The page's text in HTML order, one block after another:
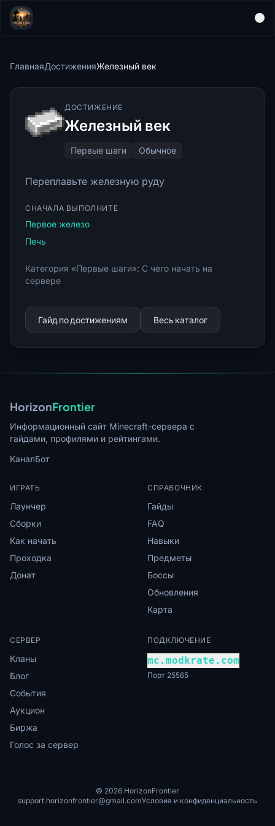
ГлавнаяДостиженияЖелезный век
ДОСТИЖЕНИЕ
Железный век
Первые шаги Обычное
Переплавьте железную руду
СНАЧАЛА ВЫПОЛНИТЕ
Первое железо
Печь
Категория «Первые шаги»: С чего начать на
сервере
Гайд по достижениям Весь каталог
HorizonFrontier
Информационный сайт Minecraft-сервера с
гайдами, профилями и рейтингами.
КаналБот
ИГРАТЬ
Лаунчер
Сборки
Как начать
Проходка
Донат
СПРАВОЧНИК
Гайды
FAQ
Навыки
Предметы
Боссы
Обновления
Карта
СЕРВЕР
Кланы
Блог
События
Аукцион
Биржа
Голос за сервер
ПОДКЛЮЧЕНИЕ
mc.modkrate.com
Порт 25565
© 2026 HorizonFrontier
support.horizonfrontier@gmail.comУсловия и конфиденциальность